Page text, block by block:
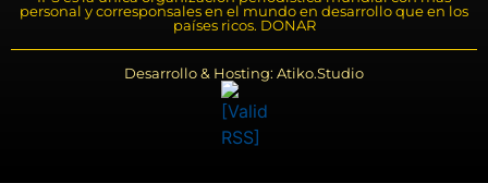
personal y corresponsales en el mundo en desarrollo que en los
países ricos. DONAR
Desarrollo & Hosting: Atiko.Studio